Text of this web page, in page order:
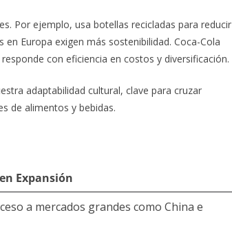
Por ejemplo, usa botellas recicladas para reducir
Europa exigen más sostenibilidad. Coca-Cola
con eficiencia en costos y diversificación.
adaptabilidad cultural, clave para cruzar
de alimentos y bebidas.
Expansión
a mercados grandes como China e